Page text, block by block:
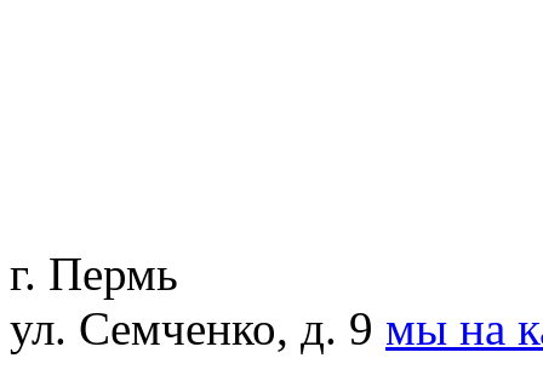
г. Пермь
ул. Семченко, д. 9 мы на